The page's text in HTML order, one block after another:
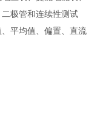
极管和连续性测试
平均值、偏置、直流